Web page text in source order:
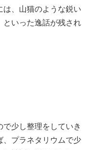
は、山猫のような鋭い
といった逸話が残され
少し整理をしていき
、プラネタリウムで少